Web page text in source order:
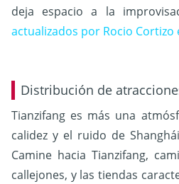
deja espacio a la
actualizados por Rocio Cortizo
Distribución de
Tianzifang es más una
calidez y el ruido de
Camine hacia Tianzifang,
callejones, y las tiendas